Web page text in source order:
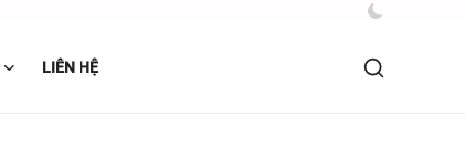
LIÊN HỆ